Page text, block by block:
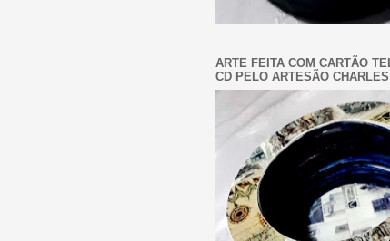
ARTE FEITA COM CARTÃO
CD PELO ARTESÃO